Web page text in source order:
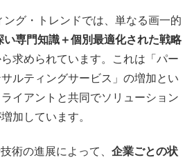
グ・トレンドでは、単なる画一的
い専門知識＋個別最適化された戦略
求められています。これは「パー
ルティングサービス」の増加とい
イアントと共同でソリューション
加しています。
術の進展によって、 企業ごとの状